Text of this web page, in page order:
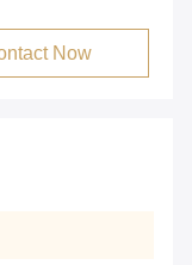
Now